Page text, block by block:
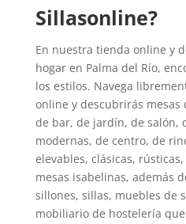
Sillasonline?
En nuestra tienda online y
hogar en Palma del Río,
los estilos. Navega
online y descubrirás mesas
de bar, de jardín, de salón,
modernas, de centro, de
elevables, clásicas,
mesas isabelinas, además
sillones, sillas, muebles de
mobiliario de hostelería